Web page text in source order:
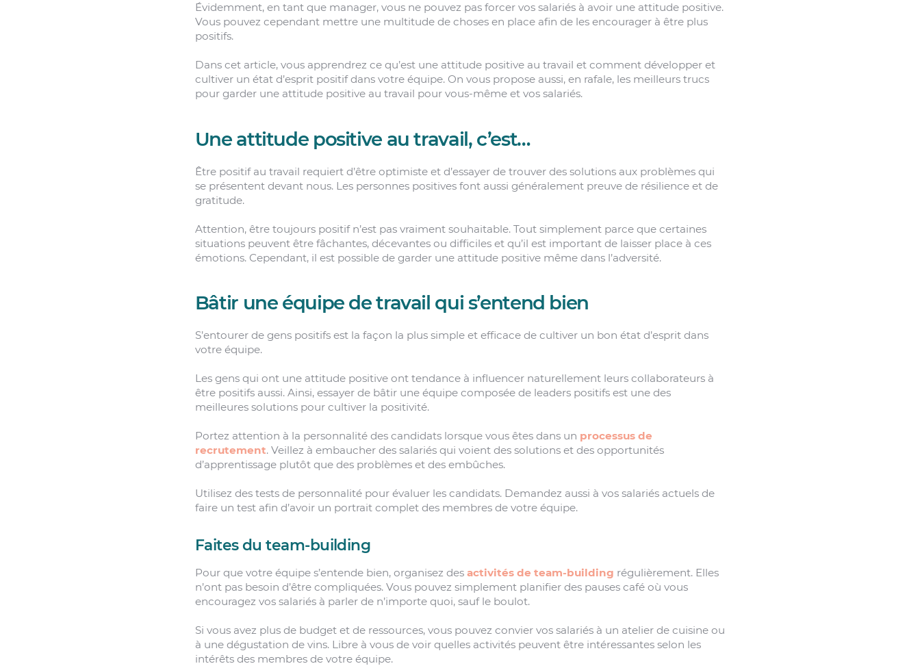
Évidemment, en tant que manager, vous ne pouvez pas forcer vos salariés à avoir une attitude positive.
Vous pouvez cependant mettre une multitude de choses en place afin de les encourager à être plus
positifs.
Dans cet article, vous apprendrez ce qu’est une attitude positive au travail et comment développer et
cultiver un état d’esprit positif dans votre équipe. On vous propose aussi, en rafale, les meilleurs trucs
pour garder une attitude positive au travail pour vous-même et vos salariés.
Une attitude positive au travail, c’est…
Être positif au travail requiert d’être optimiste et d’essayer de trouver des solutions aux problèmes qui
se présentent devant nous. Les personnes positives font aussi généralement preuve de résilience et de
gratitude.
Attention, être toujours positif n’est pas vraiment souhaitable. Tout simplement parce que certaines
situations peuvent être fâchantes, décevantes ou difficiles et qu’il est important de laisser place à ces
émotions. Cependant, il est possible de garder une attitude positive même dans l’adversité.
Bâtir une équipe de travail qui s’entend bien
S’entourer de gens positifs est la façon la plus simple et efficace de cultiver un bon état d’esprit dans
votre équipe.
Les gens qui ont une attitude positive ont tendance à influencer naturellement leurs collaborateurs à
être positifs aussi. Ainsi, essayer de bâtir une équipe composée de leaders positifs est une des
meilleures solutions pour cultiver la positivité.
Portez attention à la personnalité des candidats lorsque vous êtes dans un processus de
recrutement. Veillez à embaucher des salariés qui voient des solutions et des opportunités
d’apprentissage plutôt que des problèmes et des embûches.
Utilisez des tests de personnalité pour évaluer les candidats. Demandez aussi à vos salariés actuels de
faire un test afin d’avoir un portrait complet des membres de votre équipe.
Faites du team-building
Pour que votre équipe s’entende bien, organisez des activités de team-building régulièrement. Elles
n’ont pas besoin d’être compliquées. Vous pouvez simplement planifier des pauses café où vous
encouragez vos salariés à parler de n’importe quoi, sauf le boulot.
Si vous avez plus de budget et de ressources, vous pouvez convier vos salariés à un atelier de cuisine ou
à une dégustation de vins. Libre à vous de voir quelles activités peuvent être intéressantes selon les
intérêts des membres de votre équipe.